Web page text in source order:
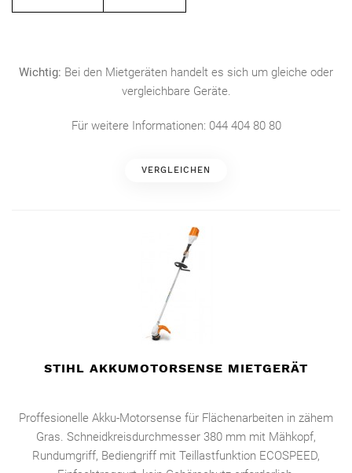
Wichtig: Bei den Mietgeräten handelt es sich um gleiche oder
vergleichbare Geräte.
Für weitere Informationen: 044 404 80 80
VERGLEICHEN
STIHL AKKUMOTORSENSE MIETGERÄT
Proffesionelle Akku-Motorsense für Flächenarbeiten in zähem
Gras. Schneidkreisdurchmesser 380 mm mit Mähkopf,
Rundumgriff, Bediengriff mit Teillastfunktion ECOSPEED,